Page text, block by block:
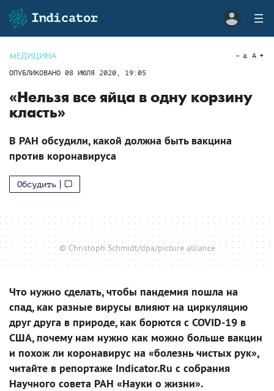
МЕДИЦИНА
ОПУБЛИКОВАНО 08 ИЮЛЯ 2020, 19:05
a A
«Нельзя все яйца в одну корзину
класть»
В РАН обсудили, какой должна быть вакцина
против коронавируса
Обсудить
© Christoph Schmidt/dpa/picture alliance
Что нужно сделать, чтобы пандемия пошла на
спад, как разные вирусы влияют на циркуляцию
друг друга в природе, как борются с COVID-19 в
США, почему нам нужно как можно больше вакцин
и похож ли коронавирус на «болезнь чистых рук»,
читайте в репортаже Indicator.Ru с собрания
Научного совета РАН «Науки о жизни».